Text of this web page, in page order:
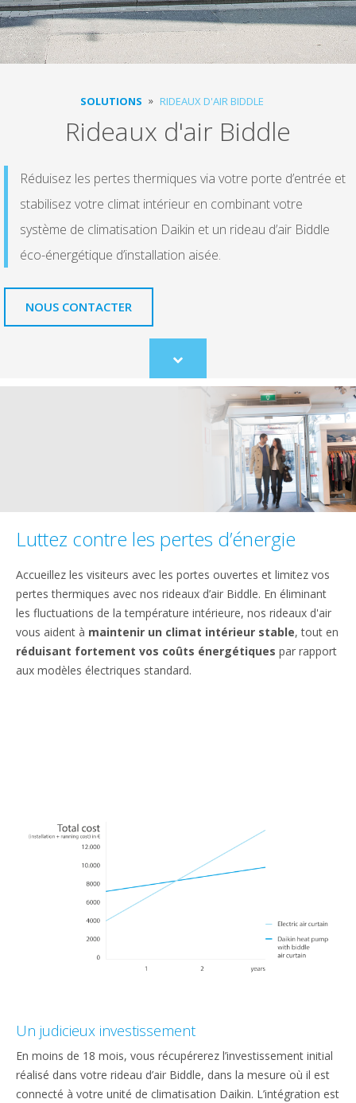
SOLUTIONS RIDEAUX D'AIR BIDDLE
Rideaux d'air Biddle
Réduisez les pertes thermiques via votre porte d’entrée et
stabilisez votre climat intérieur en combinant votre
système de climatisation Daikin et un rideau d’air Biddle
éco-énergétique d’installation aisée.
NOUS CONTACTER
Scroll
to
Luttez contre les pertes d’énergie
Accueillez les visiteurs avec les portes ouvertes et limitez vos
pertes thermiques avec nos rideaux d’air Biddle. En éliminant
les fluctuations de la température intérieure, nos rideaux d'air
vous aident à maintenir un climat intérieur stable, tout en
réduisant fortement vos coûts énergétiques par rapport
aux modèles électriques standard.
Un judicieux investissement
En moins de 18 mois, vous récupérerez l’investissement initial
réalisé dans votre rideau d’air Biddle, dans la mesure où il est
connecté à votre unité de climatisation Daikin. L’intégration est